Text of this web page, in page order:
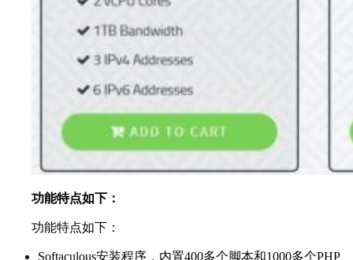
功能特点如下：
功能特点如下：
Softaculous安装程序，内置400多个脚本和1000多个PHP